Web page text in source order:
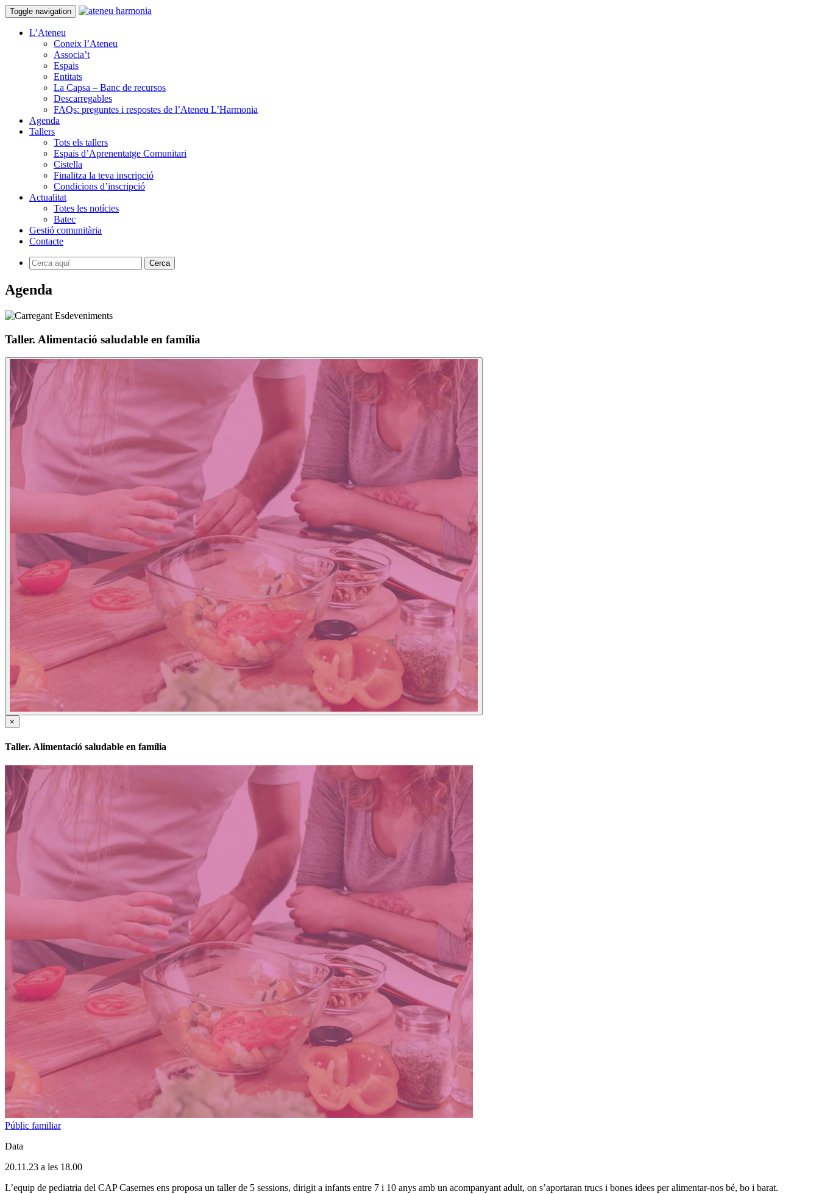
Toggle navigation
L’Ateneu
Coneix l’Ateneu
Associa’t
Espais
Entitats
La Capsa – Banc de recursos
Descarregables
FAQs: preguntes i respostes de l’Ateneu L’Harmonia
Agenda
Tallers
Tots els tallers
Espais d’Aprenentatge Comunitari
Cistella
Finalitza la teva inscripció
Condicions d’inscripció
Actualitat
Totes les notícies
Batec
Gestió comunitària
Contacte
Agenda
Taller. Alimentació saludable en família
×
Taller. Alimentació saludable en família
Públic familiar
Data
20.11.23 a les 18.00
L’equip de pediatria del CAP Casernes ens proposa un taller de 5 sessions, dirigit a infants entre 7 i 10 anys amb un acompanyant adult, on s’aportaran trucs i bones idees per alimentar-nos bé, bo i barat.